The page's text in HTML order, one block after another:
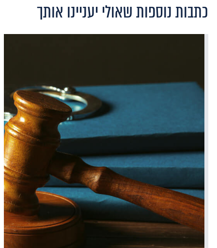
כתבות נוספות שאולי יעניינו אותך